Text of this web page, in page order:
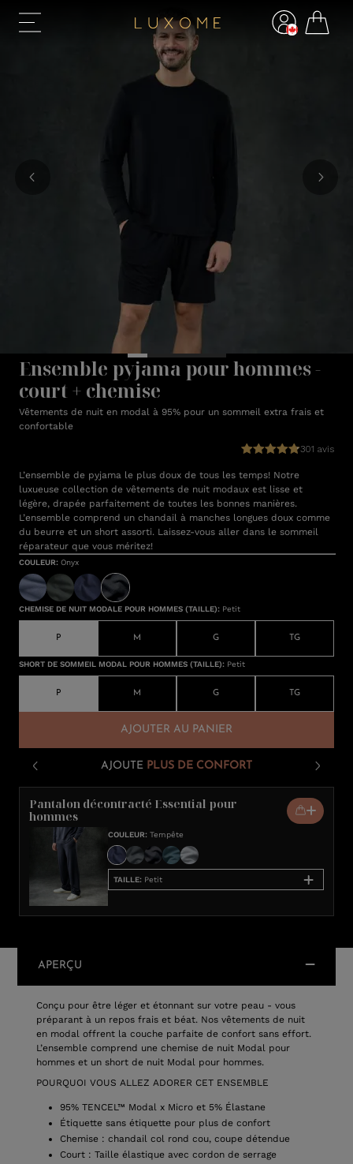
Ensemble pyjama pour hommes -
court + chemise
Vêtements de nuit en modal à 95% pour un sommeil extra frais et
confortable
301 avis
L’ensemble de pyjama le plus doux de tous les temps! Notre
luxueuse collection de vêtements de nuit modaux est lisse et
légère, drapée parfaitement de toutes les bonnes manières.
L’ensemble comprend un chandail à manches longues doux comme
du beurre et un short assorti. Laissez-vous aller dans le sommeil
réparateur que vous méritez!
COULEUR: Onyx
CHEMISE DE NUIT MODALE POUR HOMMES (TAILLE): Petit
P M G TG
SHORT DE SOMMEIL MODAL POUR HOMMES (TAILLE): Petit
P M G TG
AJOUTER AU PANIER
AJOUTE PLUS DE CONFORT
Pantalon décontracté Essential pour
hommes
COULEUR: Tempête
TAILLE: Petit
APERÇU
Conçu pour être léger et étonnant sur votre peau - vous
préparant à un repos frais et béat. Nos vêtements de nuit
en modal offrent la couche parfaite de confort sans effort.
L’ensemble comprend une chemise de nuit Modal pour
hommes et un short de nuit Modal pour hommes.
POURQUOI VOUS ALLEZ ADORER CET ENSEMBLE
95% TENCEL™ Modal x Micro et 5% Élastane
Étiquette sans étiquette pour plus de confort
Chemise : chandail col rond cou, coupe détendue
Court : Taille élastique avec cordon de serrage